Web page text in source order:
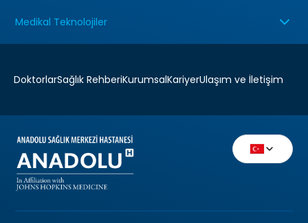
Medikal Teknolojiler
DoktorlarSağlık RehberiKurumsalKariyerUlaşım ve İletişim